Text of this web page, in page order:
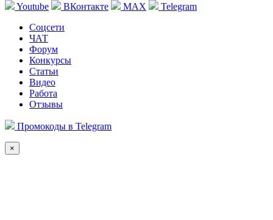
Youtube
ВКонтакте MAX
Telegram
Соцсети
ЧАТ
Форум
Конкурсы
Статьи
Видео
Работа
Отзывы
Промокоды в Telegram
×